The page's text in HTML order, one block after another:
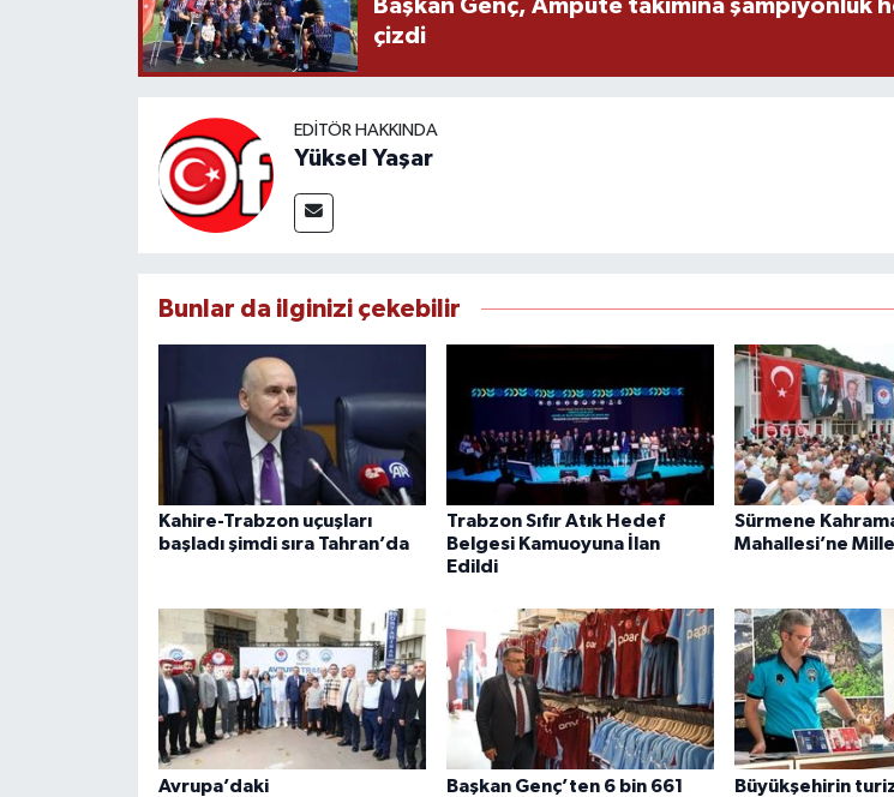
Başkan Genç, Ampute takımına şampiyonluk
çizdi
EDITÖR HAKKINDA
Yüksel Yaşar
Bunlar da ilginizi çekebilir
Kahire-Trabzon uçuşları
başladı şimdi sıra Tahran’da
Trabzon Sıfır Atık Hedef
Belgesi Kamuoyuna İlan
Edildi
Sürmene
Mahallesi’ne
Avrupa’daki
Başkan Genç’ten 6 bin 661
Büyükşehirin